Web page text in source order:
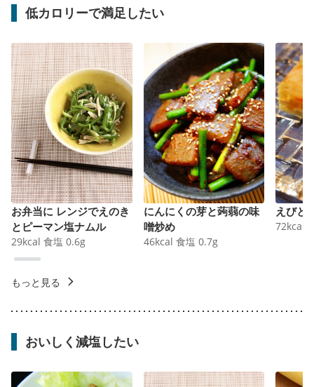
低カロリーで満足したい
お弁当に レンジでえのき
とピーマン塩ナムル
29kcal 食塩 0.6g
にんにくの芽と蒟蒻の味
噌炒め
46kcal 食塩 0.7g
えびと
72kcal
もっと見る
おいしく減塩したい